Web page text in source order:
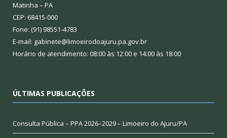
Matinha – PA
CEP: 68415-000
Fone: (91) 98551-4783
E-mail: gabinete@limoeirodoajuru.pa.gov.br
Horário de atendimento: 08:00 às 12:00 e 14:00 às 18:00
ÚLTIMAS PUBLICAÇÕES
Consulta Pública – PPA 2026–2029 – Limoeiro do Ajuru/PA